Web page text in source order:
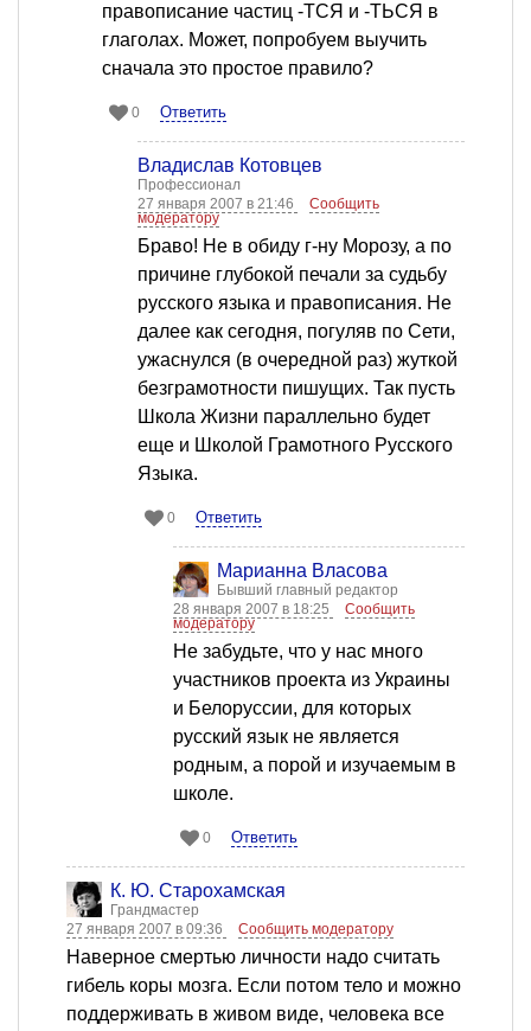
правописание частиц -ТСЯ и -ТЬСЯ в
глаголах. Может, попробуем выучить
сначала это простое правило?
0 Ответить
Владислав Котовцев
Профессионал
27 января 2007 в 21:46
Сообщить
модератору
Браво! Не в обиду г-ну Морозу, а по
причине глубокой печали за судьбу
русского языка и правописания. Не
далее как сегодня, погуляв по Сети,
ужаснулся (в очередной раз) жуткой
безграмотности пишущих. Так пусть
Школа Жизни параллельно будет
еще и Школой Грамотного Русского
Языка.
0 Ответить
Марианна Власова
Бывший главный редактор
28 января 2007 в 18:25
Сообщить
модератору
Не забудьте, что у нас много
участников проекта из Украины
и Белоруссии, для которых
русский язык не является
родным, а порой и изучаемым в
школе.
0 Ответить
К. Ю. Старохамская
Грандмастер
27 января 2007 в 09:36
Сообщить модератору
Наверное смертью личности надо считать
гибель коры мозга. Если потом тело и можно
поддерживать в живом виде, человека все